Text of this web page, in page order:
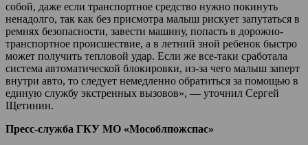
собой, даже если транспортное средство нужно покинуть
ненадолго, так как без присмотра малыш рискует запутаться в
ремнях безопасности, завести машину, попасть в дорожно-
транспортное происшествие, а в летний зной ребенок быстро
может получить тепловой удар. Если же все-таки сработала
система автоматической блокировки, из-за чего малыш заперт
внутри авто, то следует немедленно обратиться за помощью в
единую службу экстренных вызовов», — уточнил Сергей
Щетинин.
Пресс-служба ГКУ МО «Мособлпожспас»